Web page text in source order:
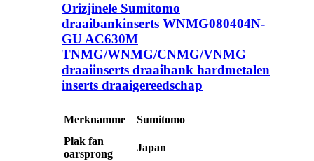
Orizjinele Sumitomo
draaibankinserts WNMG080404N-
GU AC630M
TNMG/WNMG/CNMG/VNMG
draaiinserts draaibank hardmetalen
inserts draaigereedschap
Merknamme
Sumitomo
Plak fan
oarsprong
Japan